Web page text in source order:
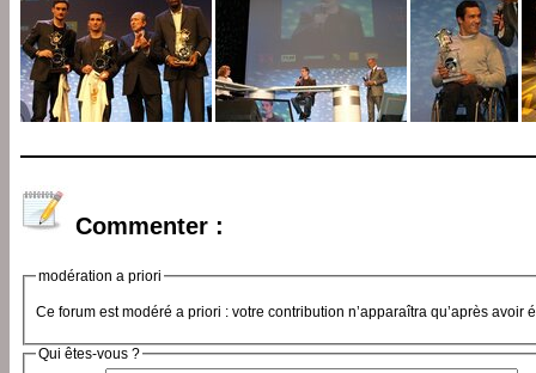
Commenter :
modération a priori
Ce forum est modéré a priori : votre contribution n’apparaîtra qu’après avoir
Qui êtes-vous ?